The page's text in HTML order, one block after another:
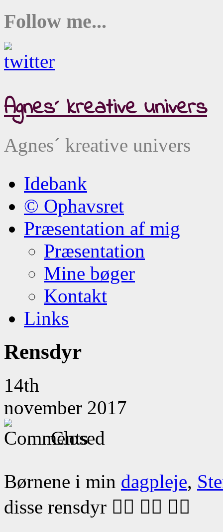
Follow me...
Agnes´ kreative univers
Agnes´ kreative univers
Idebank
© Ophavsret
Præsentation af mig
Præsentation
Mine bøger
Kontakt
Links
Rensdyr
14th
november 2017
Closed
Børnene i min dagpleje,
disse rensdyr 🖐🏿 🖐🏿 🖐🏿